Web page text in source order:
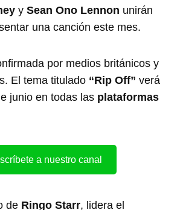
ySean Ono Lennon unirán
una canción este mes.
por medios británicos y
El tema titulado “Rip Off” verá
junio en todas las plataformas
a nuestro canal
de Ringo Starr, lidera el